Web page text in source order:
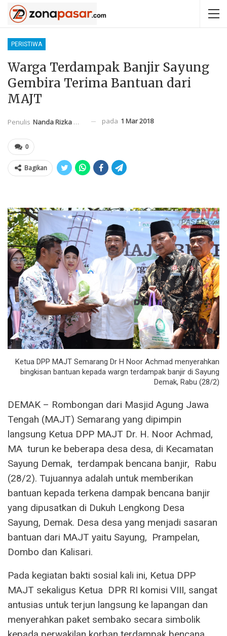
PERISTIWA
Warga Terdampak Banjir Sayung
Gembira Terima Bantuan dari
MAJT
Penulis Nanda Rizka Mahendra pada 1 Mar 2018
0
Bagikan
Ketua DPP MAJT Semarang Dr H Noor Achmad menyerahkan
bingkisan bantuan kepada wargn terdampak banjir di Sayung
Demak, Rabu (28/2)
DEMAK – Rombongan dari Masjid Agung Jawa
Tengah (MAJT) Semarang yang dipimpin
langsung Ketua DPP MAJT Dr. H. Noor Achmad,
MA turun ke beberapa desa desa, di Kecamatan
Sayung Demak, terdampak bencana banjir, Rabu
(28/2). Tujuannya adalah untuk memberikan
bantuan kepada terkena dampak bencana banjir
yang dipusatkan di Dukuh Lengkong Desa
Sayung, Demak. Desa desa yang menjadi sasaran
bantuan dari MAJT yaitu Sayung, Prampelan,
Dombo dan Kalisari.
Pada kegiatan bakti sosial kali ini, Ketua DPP
MAJT sekaligus Ketua DPR RI komisi VIII, sangat
antusias untuk terjun langsung ke lapangan dan
menyerahkan paket sembako secara simbolik